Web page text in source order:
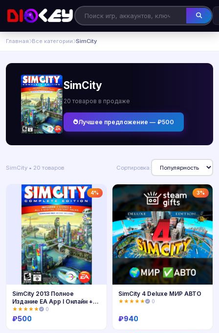
Главная Все категории SimCity
SimCity
20 товаров в продаже
Лучшее предложение — ₽500
SimCity • 20 товаров Сортировка:
4%
SimCity 2013 Полное
Издание EA App I Онлайн +
Почта
★★★★★ 0
₽500
3%
SimCity 4 Deluxe МИР АВТО
★★★★★ 0
₽940